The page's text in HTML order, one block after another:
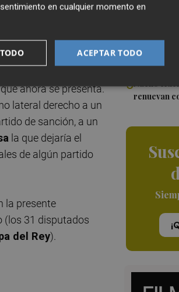
3 Jorge
en
4Un gol de
Levante y
5Nacho
renuevan
23 con licencia del
Rivera
o
ahora se presenta.
lateral derecho a un
de sanción, a un
la que dejaría el
de algún partido
la presente
(los 31 disputados
del Rey).
en cualquier momento en
ACEPTAR TODO